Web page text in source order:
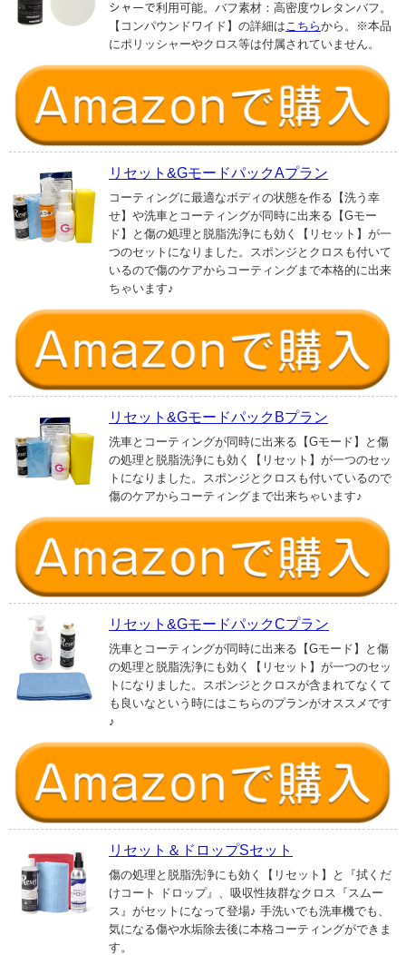
シャーで利用可能。バフ素材：高密度ウレタンバフ。
【コンパウンドワイド】の詳細はこちらから。※本品
にポリッシャーやクロス等は付属されていません。
リセット&GモードパックAプラン
コーティングに最適なボディの状態を作る【洗う幸
せ】や洗車とコーティングが同時に出来る【Gモー
ド】と傷の処理と脱脂洗浄にも効く【リセット】が一
つのセットになりました。スポンジとクロスも付いて
いるので傷のケアからコーティングまで本格的に出来
ちゃいます♪
リセット&GモードパックBプラン
洗車とコーティングが同時に出来る【Gモード】と傷
の処理と脱脂洗浄にも効く【リセット】が一つのセッ
トになりました。スポンジとクロスも付いているので
傷のケアからコーティングまで出来ちゃいます♪
リセット&GモードパックCプラン
洗車とコーティングが同時に出来る【Gモード】と傷
の処理と脱脂洗浄にも効く【リセット】が一つのセッ
トになりました。スポンジとクロスが含まれてなくて
も良いなという時にはこちらのプランがオススメです
♪
リセット＆ドロップSセット
傷の処理と脱脂洗浄にも効く【リセット】と『拭くだ
けコート ドロップ』、吸収性抜群なクロス『スムー
ス』がセットになって登場♪ 手洗いでも洗車機でも、
気になる傷や水垢除去後に本格コーティングができま
す。